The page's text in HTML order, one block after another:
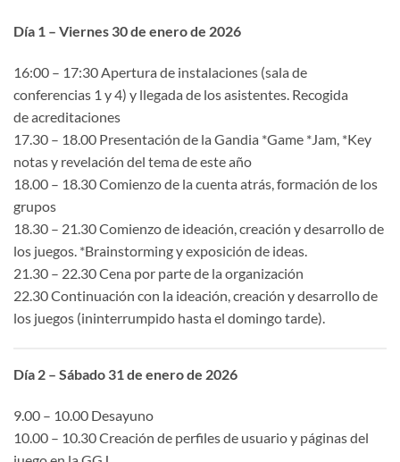
Día 1 – Viernes 30 de enero de 2026
16:00 – 17:30 Apertura de instalaciones (sala de
conferencias 1 y 4) y llegada de los asistentes. Recogida
de acreditaciones
17.30 – 18.00 Presentación de la Gandia *Game *Jam, *Key
notas y revelación del tema de este año
18.00 – 18.30 Comienzo de la cuenta atrás, formación de los
grupos
18.30 – 21.30 Comienzo de ideación, creación y desarrollo de
los juegos. *Brainstorming y exposición de ideas.
21.30 – 22.30 Cena por parte de la organización
22.30 Continuación con la ideación, creación y desarrollo de
los juegos (ininterrumpido hasta el domingo tarde).
Día 2 – Sábado 31 de enero de 2026
9.00 – 10.00 Desayuno
10.00 – 10.30 Creación de perfiles de usuario y páginas del